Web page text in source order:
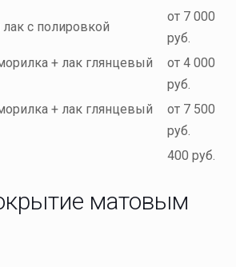
с полировкой
от 7 000
руб.
+ лак глянцевый
от 4 000
руб.
+ лак глянцевый
от 7 500
руб.
400 руб.
матовым